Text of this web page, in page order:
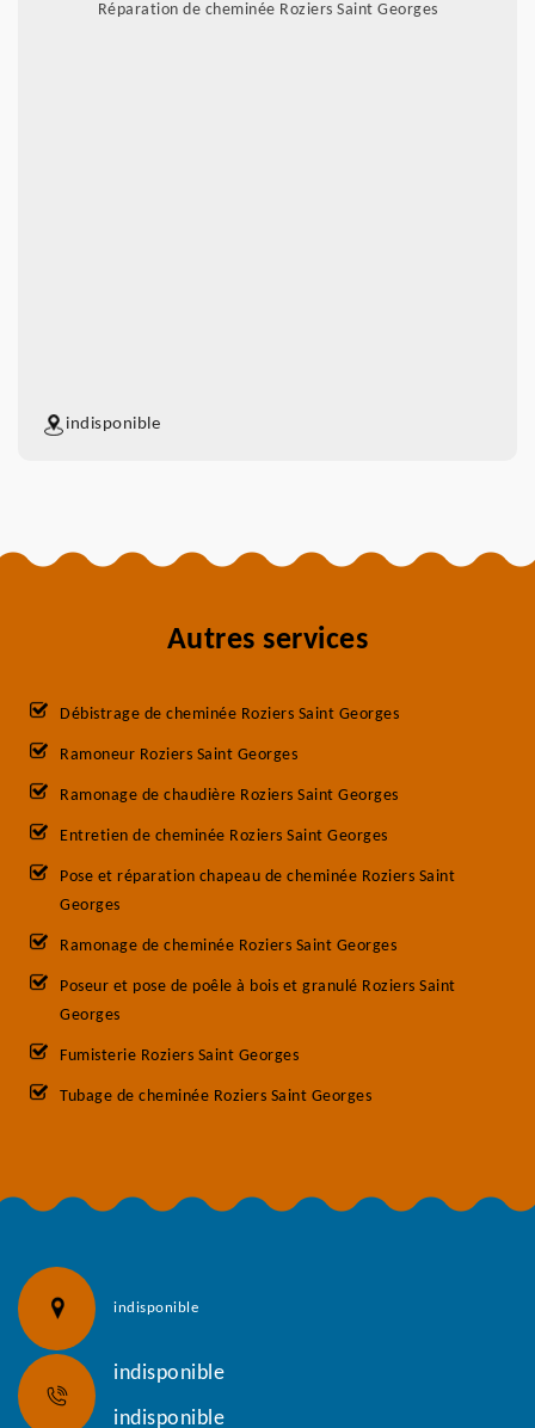
Réparation de cheminée Roziers Saint Georges
indisponible
Autres services
Débistrage de cheminée Roziers Saint Georges
Ramoneur Roziers Saint Georges
Ramonage de chaudière Roziers Saint Georges
Entretien de cheminée Roziers Saint Georges
Pose et réparation chapeau de cheminée Roziers Saint
Georges
Ramonage de cheminée Roziers Saint Georges
Poseur et pose de poêle à bois et granulé Roziers Saint
Georges
Fumisterie Roziers Saint Georges
Tubage de cheminée Roziers Saint Georges
indisponible
indisponible
indisponible